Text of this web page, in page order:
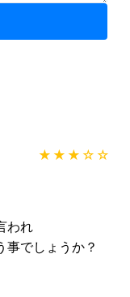
★★★ ☆☆
われ
事でしょうか？